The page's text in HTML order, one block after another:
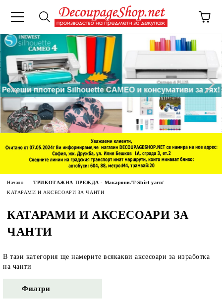
Начало
ТРИКОТАЖНА ПРЕЖДА - Макарони/T-Shirt yarn/
КАТАРАМИ И АКСЕСОАРИ ЗА ЧАНТИ
КАТАРАМИ И АКСЕСОАРИ ЗА
ЧАНТИ
В тази категория ще намерите всякакви аксесоари за изработка
на чанти
Филтри